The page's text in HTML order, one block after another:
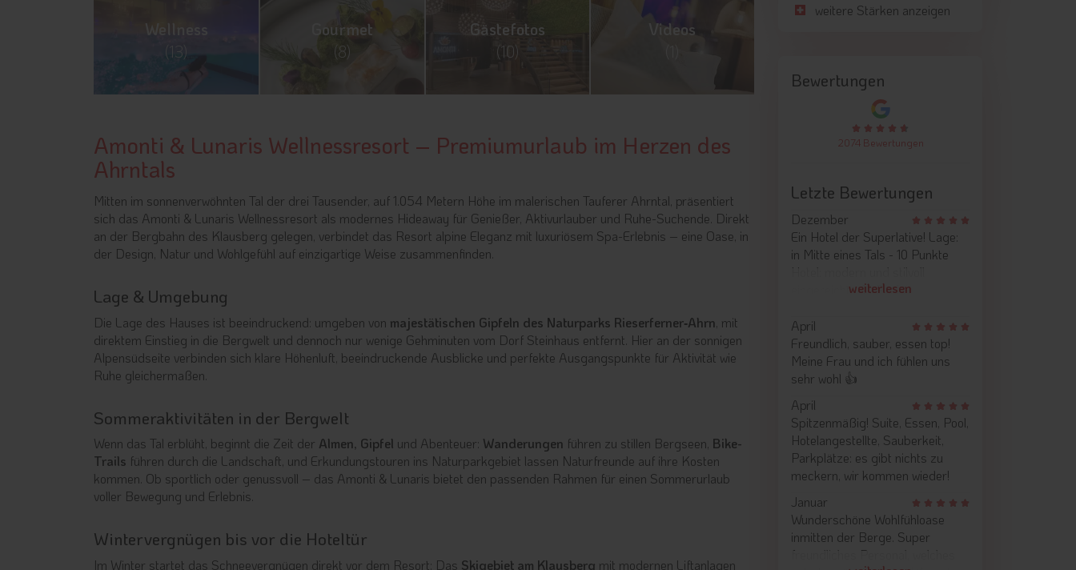
Wellness
(13)
Gourmet
(8)
Gästefotos
(10)
Videos
Amonti & Lunaris Wellnessresort – Premiumurlaub im Herzen des
Ahrntals
Mitten im sonnenverwöhnten Tal der drei Tausender, auf 1.054 Metern Höhe im malerischen Tauferer Ahrntal, präsentiert
sich das Amonti & Lunaris Wellnessresort als modernes Hideaway für Genießer, Aktivurlauber und Ruhe-Suchende. Direkt
an der Bergbahn des Klausberg gelegen, verbindet das Resort alpine Eleganz mit luxuriösem Spa-Erlebnis – eine Oase, in
der Design, Natur und Wohlgefühl auf einzigartige Weise zusammenfinden.
Lage & Umgebung
Die Lage des Hauses ist beeindruckend: umgeben von majestätischen Gipfeln des Naturparks Rieserferner‑Ahrn , mit
direktem Einstieg in die Bergwelt und dennoch nur wenige Gehminuten vom Dorf Steinhaus entfernt. Hier an der sonnigen
Alpensüdseite verbinden sich klare Höhenluft, beeindruckende Ausblicke und perfekte Ausgangs­punkte für Aktivität wie
Ruhe gleichermaßen.
Sommeraktivitäten in der Bergwelt
Wenn das Tal erblüht, beginnt die Zeit der Almen, Gipfel und Abenteuer: Wanderungen führen zu stillen Bergseen, Bike-
Trails führen durch die Landschaft, und Erkundungstouren ins Naturparkgebiet lassen Naturfreunde auf ihre Kosten
kommen. Ob sportlich oder genussvoll – das Amonti & Lunaris bietet den passenden Rahmen für einen Sommerurlaub
voller Bewegung und Erlebnis.
Wintervergnügen bis vor die Hoteltür
Im Winter startet das Schneevergnügen direkt vor dem Resort: Das Skigebiet am Klausberg mit modernen Liftanlagen
weitere Stärken anzeigen
Bewertungen
2074 Bewertungen
Letzte Bewertungen
Dezember
Ein Hotel der Superlative! Lage:
in Mitte eines Tals - 10 Punkte
Hotel: modern und stilvoll
eingereicht - 10 Punkte
- 10 Punkte Pool &
Wellnessbereich: modern,
gemütlich kurz einfach nur schön
- 10 Punkte Service:
zuvorkommend und nicht
aufdringlich - 10 Punkte Man
kann dieses Hotel nur empfehlen.
Diese Hotel ist das nah an der
Perfektion. Auf meinen
bisherigen Reisen noch nie so
etwas erlebt.
weiterlesen
April
Freundlich, sauber, essen top!
Meine Frau und ich fühlen uns
sehr wohl 👍
April
Spitzenmäßig! Suite, Essen, Pool,
Hotelangestellte, Sauberkeit,
Parkplätze: es gibt nichts zu
meckern, wir kommen wieder!
Januar
Wunderschöne Wohlfühloase
inmitten der Berge. Super
freundliches Personal, welches